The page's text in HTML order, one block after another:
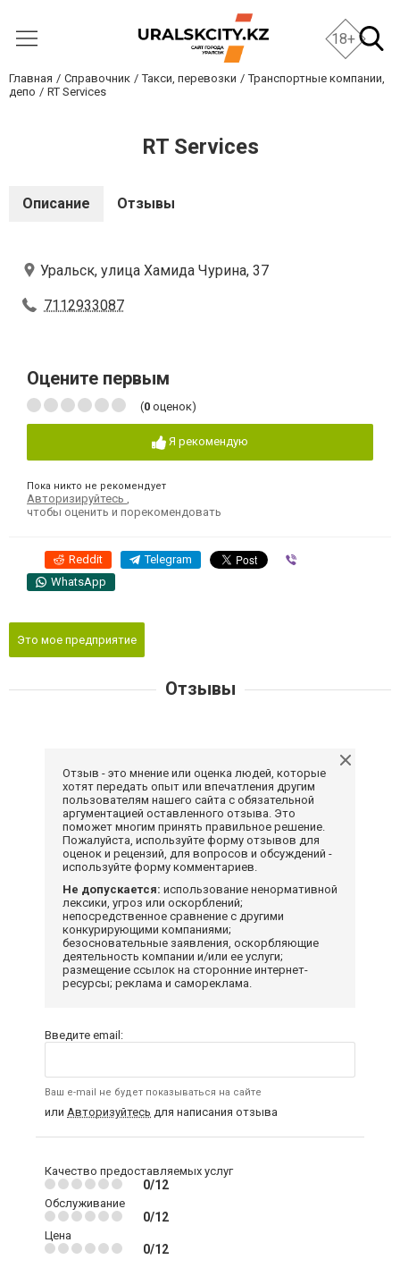
18+
Главная Справочник Такси, перевозки
Транспортные компании,
депо
RT Services
RT Services
Описание Отзывы
Уральск, улица Хамида Чурина, 37
7112933087
Оцените первым
(0 оценок)
Я рекомендую
Пока никто не рекомендует
Авторизируйтесь
чтобы оценить и порекомендовать
Reddit Telegram
WhatsApp
Это мое предприятие
Отзывы
Отзыв - это мнение или оценка людей, которые
хотят передать опыт или впечатления другим
пользователям нашего сайта с обязательной
аргументацией оставленного отзыва. Это
поможет многим принять правильное решение.
Пожалуйста, используйте форму отзывов для
оценок и рецензий, для вопросов и обсуждений -
используйте форму комментариев.
Не допускается: использование ненормативной
лексики, угроз или оскорблений;
непосредственное сравнение с другими
конкурирующими компаниями;
безосновательные заявления, оскорбляющие
деятельность компании и/или ее услуги;
размещение ссылок на сторонние интернет-
ресурсы; реклама и самореклама.
Введите email:
Ваш e-mail не будет показываться на сайте
или Авторизуйтесь для написания отзыва
Качество предоставляемых услуг
0/12
Обслуживание
0/12
Цена
0/12